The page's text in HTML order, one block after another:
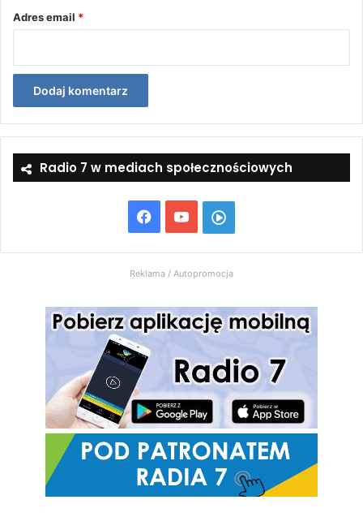
Adres email *
Radio 7 w mediach społecznościowych
Facebook
YouTubeWłącz
Radio
7
Reklama / Autopromocja